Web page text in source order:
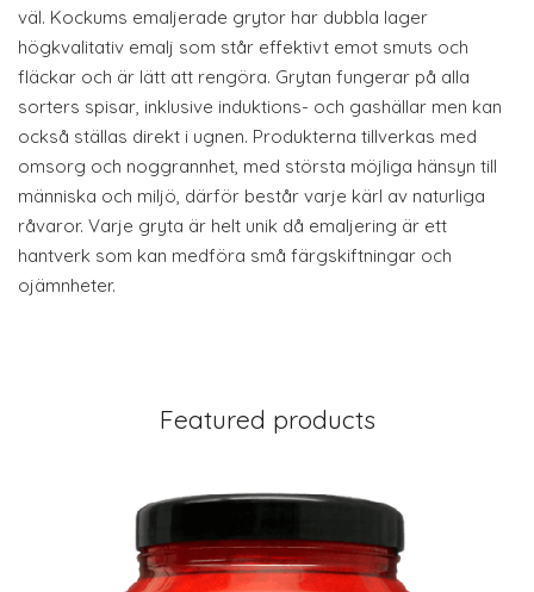
väl. Kockums emaljerade grytor har dubbla lager
högkvalitativ emalj som står effektivt emot smuts och
fläckar och är lätt att rengöra. Grytan fungerar på alla
sorters spisar, inklusive induktions- och gashällar men kan
också ställas direkt i ugnen. Produkterna tillverkas med
omsorg och noggrannhet, med största möjliga hänsyn till
människa och miljö, därför består varje kärl av naturliga
råvaror. Varje gryta är helt unik då emaljering är ett
hantverk som kan medföra små färgskiftningar och
ojämnheter.
Featured products